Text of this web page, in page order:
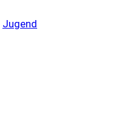
Jugend